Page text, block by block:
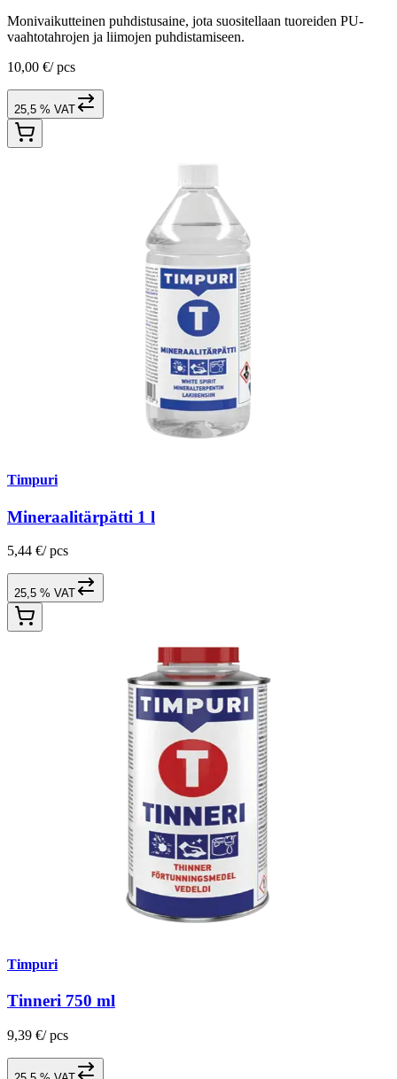
Monivaikutteinen puhdistusaine, jota suositellaan tuoreiden PU-
vaahtotahrojen ja liimojen puhdistamiseen.
10,00 €/ pcs
25,5 % VAT
Timpuri
Mineraalitärpätti 1 l
5,44 €/ pcs
25,5 % VAT
Timpuri
Tinneri 750 ml
9,39 €/ pcs